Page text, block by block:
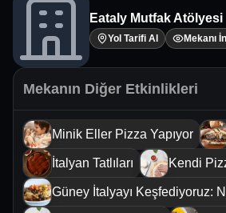
Eataly Mutfak Atölyesi
Yol Tarifi Al Mekanı
Mekanın Diğer Etkinlikleri
Minik Eller Pizza Yapıyor
İtalyan Tatlıları Kendi
Güney İtalyayı Keşfediyoruz: